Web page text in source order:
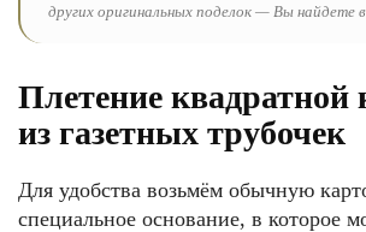
других оригинальных поделок — Вы найдете
Плетение квадратной
из газетных трубочек
Для удобства возьмём обычную
специальное основание, в которое